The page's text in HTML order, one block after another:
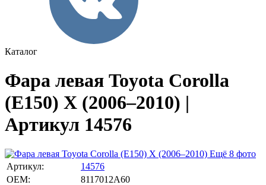
Каталог
Фара левая Toyota Corolla
(E150) X (2006–2010) |
Артикул 14576
Ещё 8 фото
Артикул:
14576
OEM:
8117012A60